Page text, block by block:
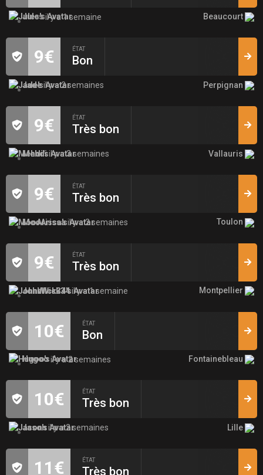
Julesil y a 1 semaine Beaucourt
9€ ÉTAT
Bon
Jadeil y a 2 semaines Perpignan
9€ ÉTAT
Très bon
Mehdiil y a 3 semaines Vallauris
9€ ÉTAT
Très bon
MooArissail y a 2 semaines Toulon
9€ ÉTAT
Très bon
JohnWick34il y a 1 semaine Montpellier
10€ ÉTAT
Bon
Hugooil y a 2 semaines Fontainebleau
10€ ÉTAT
Très bon
Jasonil y a 2 semaines Lille
11€ ÉTAT
Très bon